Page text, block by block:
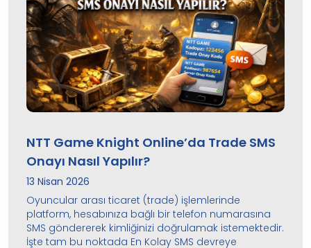
NTT Game Knight Online’da Trade SMS
Onayı Nasıl Yapılır?
13 Nisan 2026
Oyuncular arası ticaret (trade) işlemlerinde
platform, hesabınıza bağlı bir telefon numarasına
SMS göndererek kimliğinizi doğrulamak istemektedir.
İşte tam bu noktada En Kolay SMS devreye